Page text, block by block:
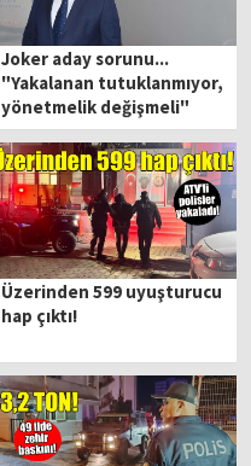
Joker aday sorunu...
"Yakalanan tutuklanmıyor,
yönetmelik değişmeli"
Üzerinden 599 uyuşturucu
hap çıktı!